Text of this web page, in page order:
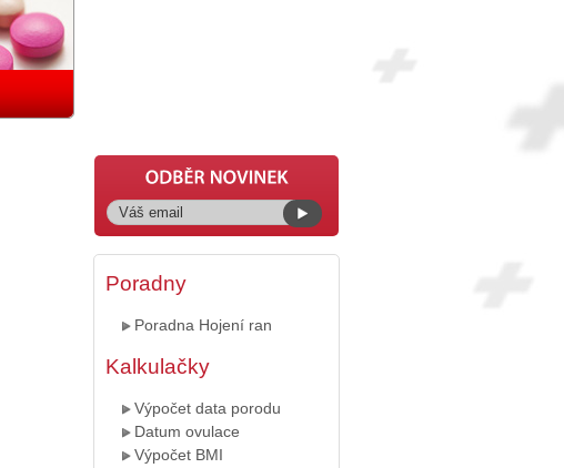
Poradny
Poradna Hojení ran
Kalkulačky
Výpočet data porodu
Datum ovulace
Výpočet BMI